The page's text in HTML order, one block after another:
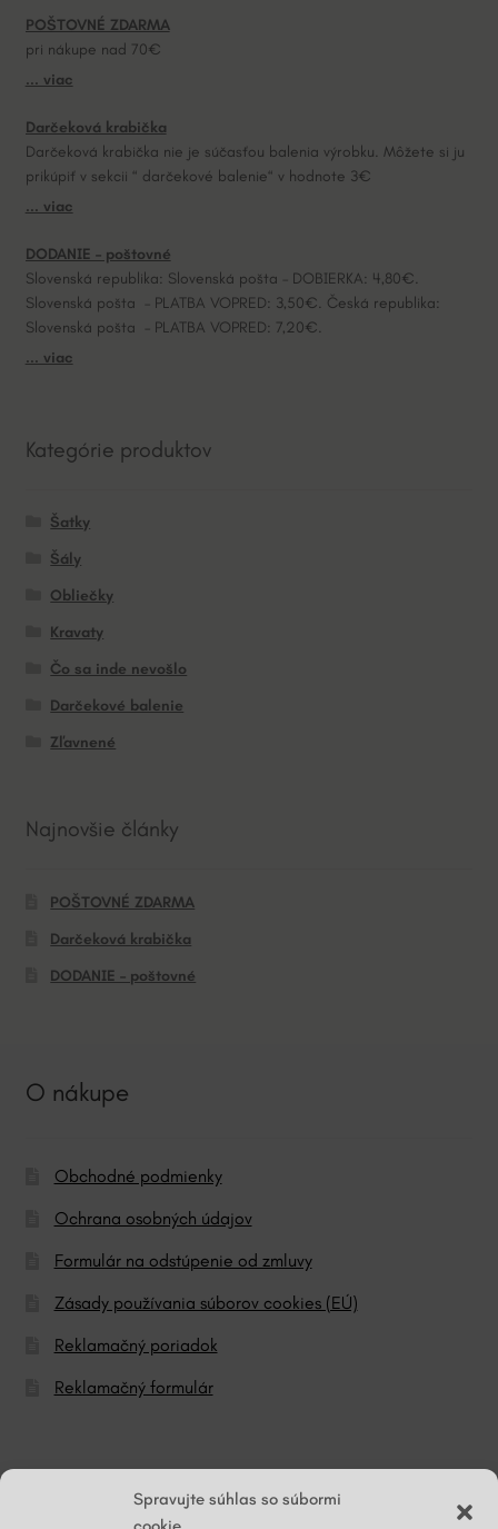
Spravujte súhlas so súbormi
t
i
v
:
POŠTOVNÉ ZDARMA
pri nákupe nad 70€
... viac
Darčeková krabička
Darčeková krabička nie je súčasťou balenia výrobku. Môžete si ju
prikúpiť v sekcii “ darčekové balenie“ v hodnote 3€
... viac
DODANIE – poštovné
Slovenská republika: Slovenská pošta – DOBIERKA: 4,80€.
Slovenská pošta – PLATBA VOPRED: 3,50€. Česká republika:
Slovenská pošta – PLATBA VOPRED: 7,20€.
... viac
Kategórie produktov
Šatky
Šály
Obliečky
Kravaty
Čo sa inde nevošlo
Darčekové balenie
Zľavnené
Najnovšie články
POŠTOVNÉ ZDARMA
Darčeková krabička
DODANIE – poštovné
O nákupe
Obchodné podmienky
Ochrana osobných údajov
Formulár na odstúpenie od zmluvy
Zásady používania súborov cookies (EÚ)
Reklamačný poriadok
Reklamačný formulár